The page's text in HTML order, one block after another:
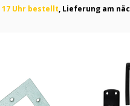
17 Uhr bestellt, Lieferung am